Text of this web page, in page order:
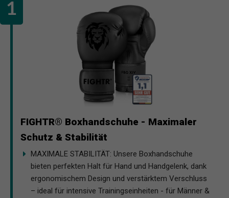
FIGHTR® Boxhandschuhe - Maximaler
Schutz & Stabilität
MAXIMALE STABILITÄT: Unsere Boxhandschuhe
bieten perfekten Halt für Hand und Handgelenk, dank
ergonomischem Design und verstärktem Verschluss
– ideal für intensive Trainingseinheiten - für Männer &